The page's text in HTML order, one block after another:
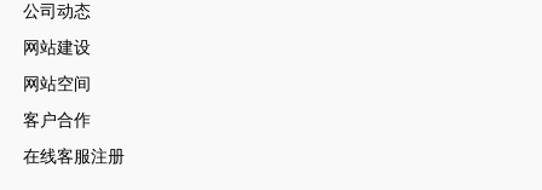
公司动态
网站建设
网站空间
客户合作
在线客服注册